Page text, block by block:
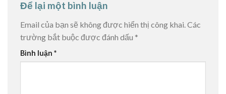
Để lại một bình luận
Email của bạn sẽ không được hiển thị công khai. Các
trường bắt buộc được đánh dấu *
Bình luận *